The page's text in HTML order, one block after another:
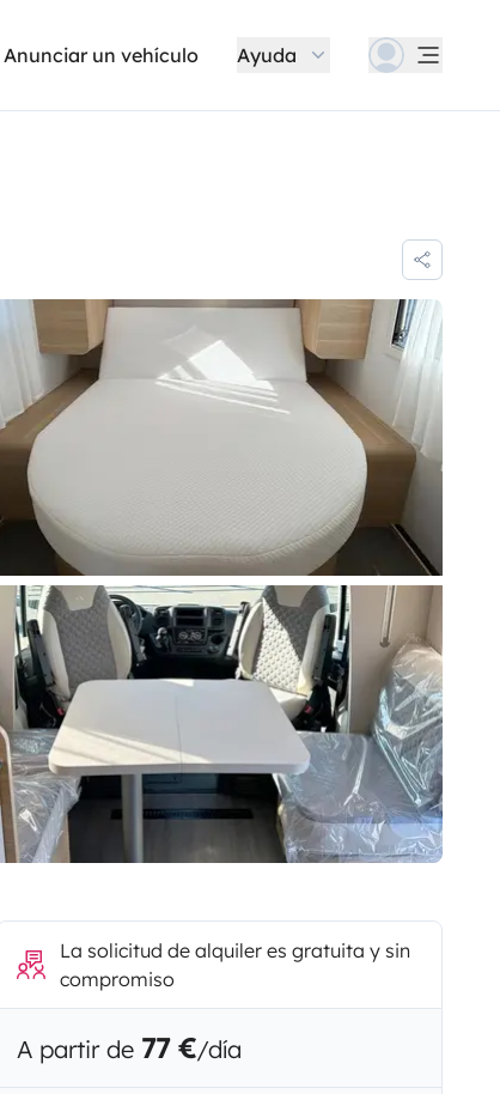
Anunciar un vehículo Ayuda
La solicitud de alquiler es gratuita y sin
compromiso
A partir de 77 €/día